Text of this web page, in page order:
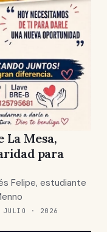
La Mesa,
para
Felipe, estudiante
JULIO · 2026